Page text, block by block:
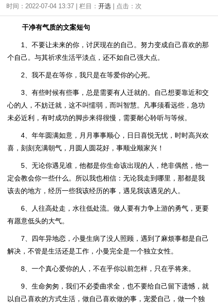
时间：2022-07-04 13:37 | 栏目： 开选 | 点击： 次
干净有气质的文案短句
1、不要让未来的你，讨厌现在的自己。努力变成自己喜欢的那
个自己。与其祈求生活平淡点，还不如自己强大点。
2、我不是在等你，我只是在等爱你的心死。
3、有些时候有些事，总是需要有人迁就的。自己想要靠近和交
心的人，不妨迁就，这不叫懦弱，而叫智慧。凡事须看远些，急功
未必近利，有时成功的脚步来得很慢，需要耐心聆听与等候。
4、年年圆满如意，月月事事顺心，日日喜悦无忧，时时高兴欢
喜，刻刻充满朝气，月圆人圆花好，事顺业顺家兴！
5、无论你遇见谁，他都是你生命该出现的人，绝非偶然，他一
定会教会你一些什么。所以我也相信：无论我走到哪里，那都是我
该去的地方，经历一些我该经历的事，遇见我该遇见的人。
6、人往高处走，水往低处流。做人要有力争上游的勇气，更要
有愿意低头的大气。
7、四年异地恋，小曼生病了没人照顾，遇到了麻烦事都是自己
解决，不管是生活还是工作，小曼完全是一个独立女性。
8、一个真心爱你的人，不在乎你以前怎样，只在乎将来。
9、生命匆匆，我们不必委曲求全，也不要给自己留下遗憾，就
以自己喜欢的方式生活，做自己喜欢做的事，宠爱自己，做一个独